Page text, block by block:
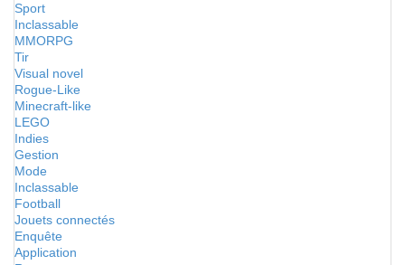
Sport
Inclassable
MMORPG
Tir
Visual novel
Rogue-Like
Minecraft-like
LEGO
Indies
Gestion
Mode
Inclassable
Football
Jouets connectés
Enquête
Application